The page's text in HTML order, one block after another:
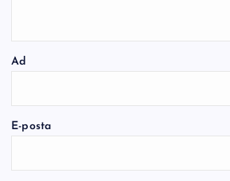
Ad
E-posta